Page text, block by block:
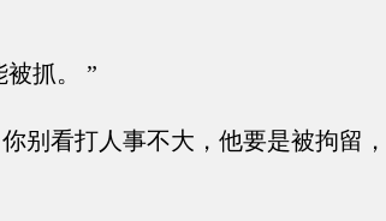
抓。 ”
别看打人事不大，他要是被拘留